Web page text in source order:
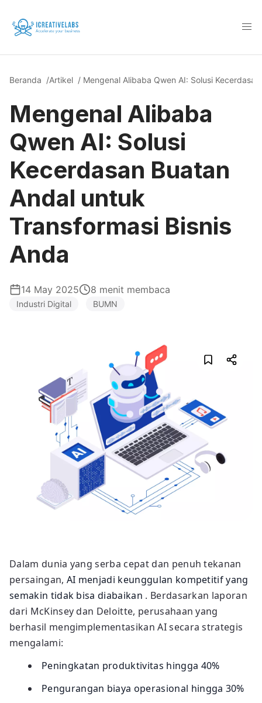
Beranda /Artikel / Mengenal Alibaba Qwen AI: Solusi
Mengenal Alibaba
Qwen AI: Solusi
Kecerdasan Buatan
Andal untuk
Transformasi Bisnis
Anda
14 May 2025 8 menit membaca
Industri Digital BUMN
Dalam dunia yang serba cepat dan penuh tekanan
persaingan, AI menjadi keunggulan kompetitif yang
semakin tidak bisa diabaikan . Berdasarkan laporan
dari McKinsey dan Deloitte, perusahaan yang
berhasil mengimplementasikan AI secara strategis
mengalami:
Peningkatan produktivitas hingga 40%
Pengurangan biaya operasional hingga 30%